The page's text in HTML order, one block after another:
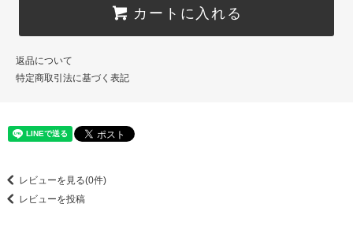
カートに入れる
返品について
特定商取引法に基づく表記
レビューを見る(0件)
レビューを投稿